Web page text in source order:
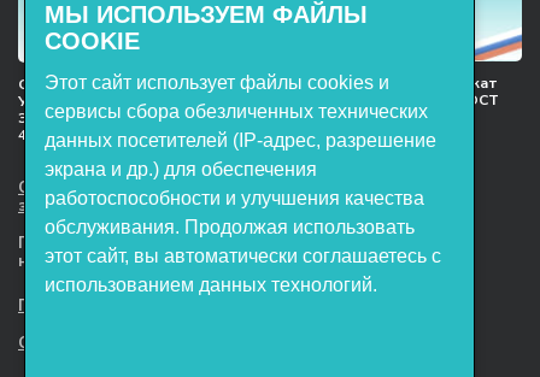
Сертификат соответствия
Учебное оборудование, марки
ЭнергияЛаб ТУ 32.99.53–001–
47627947–2021 Серийный выпуск
Международный сертификат
менеджмента качества ГОСТ
ISO 9001:2015
ООО НТП «ЭнергияЛаб». Все права
защищены.
Представленная на сайте информация
не является публичной офертой
Пользовательское соглашение
Согласие на обработку персональных данных
МЫ ИСПОЛЬЗУЕМ ФАЙЛЫ
COOKIE
Этот сайт использует файлы cookies и
сервисы сбора обезличенных технических
данных посетителей (IP-адрес, разрешение
экрана и др.) для обеспечения
работоспособности и улучшения качества
обслуживания. Продолжая использовать
этот сайт, вы автоматически соглашаетесь с
использованием данных технологий.